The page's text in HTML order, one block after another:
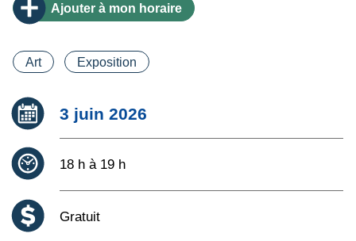
Ajouter à mon horaire
Catégorie(s)
Art Exposition
Date :
3 juin 2026
Heure :
18 h à 19 h
Coût :
Gratuit